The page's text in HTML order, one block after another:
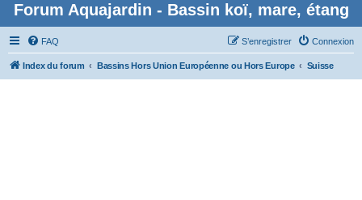
Forum Aquajardin - Bassin koï, mare, étang
FAQ Connexion
S’enregistrer
Index du forum Bassins Hors Union Européenne ou Hors Europe Suisse